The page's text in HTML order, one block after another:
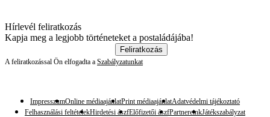
Hírlevél feliratkozás
Kapja meg a legjobb történeteket a postaládájába!
Feliratkozás
A feliratkozással Ön elfogadta a Szabályzatunkat
ImpresszumOnline médiaajánlatPrint médiaajánlatAdatvédelmi tájékoztató
Felhasználási feltételekHirdetési ászfElőfizetői ászfPartnereinkJátékszabályzat